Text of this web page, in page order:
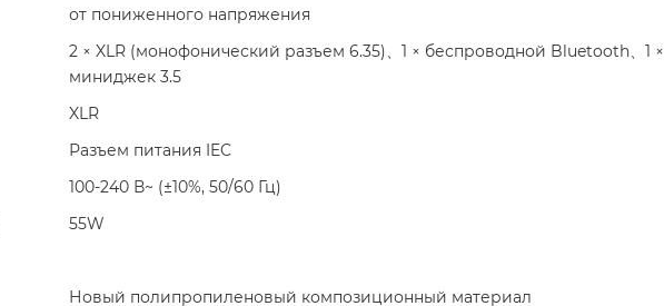
от пониженного напряжения
2 × XLR (монофонический разъем 6.35)、1 × беспроводной Bluetooth、1 ×
миниджек 3.5
XLR
Разъем питания IEC
100-240 В~ (±10%, 50/60 Гц)
55W
Новый полипропиленовый композиционный материал